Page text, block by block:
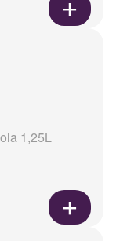
1,25L